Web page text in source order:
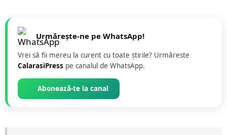
Urmărește-ne pe WhatsApp!
Vrei să fii mereu la curent cu toate știrile? Urmăreste
CalarasiPress pe canalul de WhatsApp.
Abonează-te la canal